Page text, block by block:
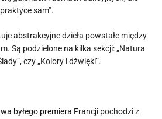
sam”.
abstrakcyjne dzieła powstałe między
Są podzielone na kilka sekcji: „Natura
czy „Kolory i dźwięki”.
byłego premiera Francji pochodzi z